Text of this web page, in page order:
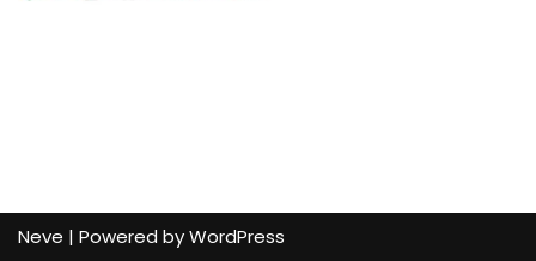
Neve | Powered byWordPress